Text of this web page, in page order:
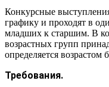
Конкурсные
графику и проходят в
младших к старшим. В
возрастных групп
определяется возрастом
Требования.